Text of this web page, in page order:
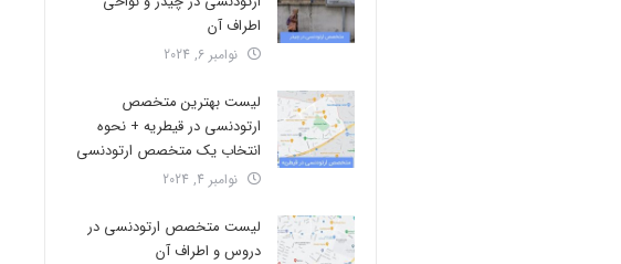
اطراف آن
نوامبر 6, 2024
لیست بهترین متخصص
ارتودنسی در قیطریه + نحوه
انتخاب یک متخصص ارتودنسی
نوامبر 4, 2024
لیست متخصص ارتودنسی در
دروس و اطراف آن